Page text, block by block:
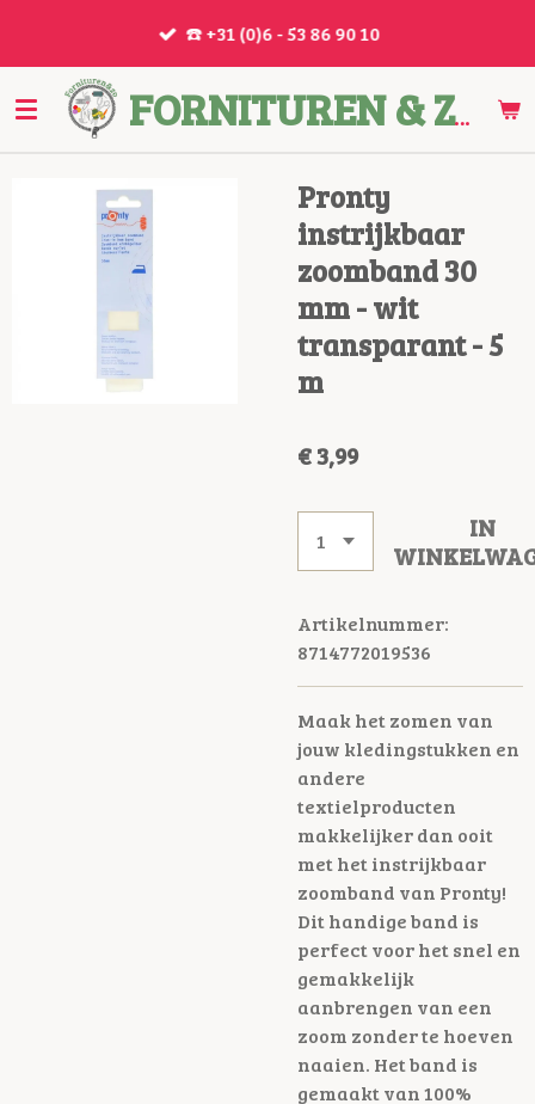
de
hoofdinhoud
FORNITUREN & ZO
☎️ +31 (0)6 - 53 86 90 10
Pronty
instrijkbaar
zoomband 30
mm - wit
transparant - 5
m
€ 3,99
IN
Artikelnummer:
8714772019536
Maak het zomen van
jouw kledingstukken en
andere
textielproducten
makkelijker dan ooit
met het instrijkbaar
zoomband van Pronty!
Dit handige band is
perfect voor het snel en
gemakkelijk
aanbrengen van een
zoom zonder te hoeven
naaien. Het band is
gemaakt van 100%